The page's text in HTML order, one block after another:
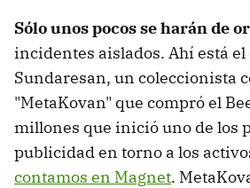
Sólo unos pocos se harán de
incidentes aislados. Ahí está el
Sundaresan, un coleccionista
"MetaKovan" que compró el
millones que inició uno de los
publicidad en torno a los
contamos en Magnet.